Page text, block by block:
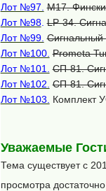
Лот №97. М17.
Лот №98. LP-34.
Лот №99. Сигнальный
Лот №100. Prometa
Лот №101.
СП-81.
Лот №102. СП-81.
Лот №103.
Комплект
Уважаемые
Тема существует с
просмотра